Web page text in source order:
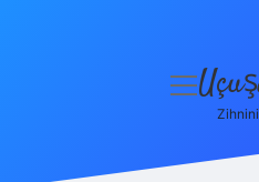
menüyü